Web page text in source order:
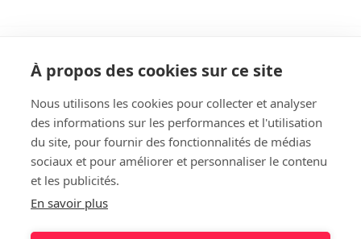
Rechercher
À propos des cookies sur ce site
Nous utilisons les cookies pour collecter et analyser
des informations sur les performances et l'utilisation
du site, pour fournir des fonctionnalités de médias
sociaux et pour améliorer et personnaliser le contenu
et les publicités.
En savoir plus